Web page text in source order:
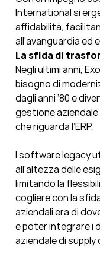
International si
affidabilità,
all'avanguardia ed
La sfida di
Negli ultimi anni,
bisogno di
dagli anni ’80 e
gestione
che riguarda l’ERP.
I software legacy
all'altezza delle
limitando la
cogliere con la
aziendali era di
e poter integrare i
aziendale di supply